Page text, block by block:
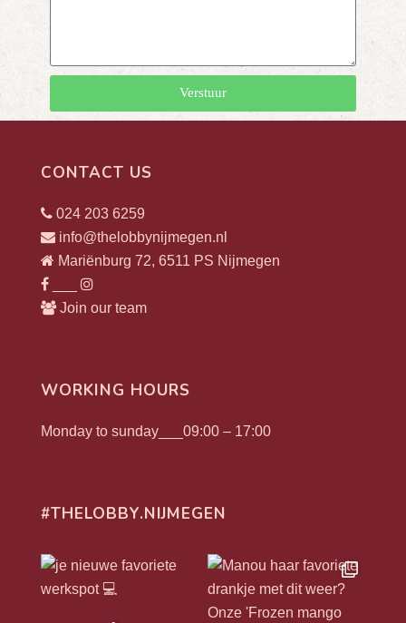
Verstuur
CONTACT US
024 203 6259
info@thelobbynijmegen.nl
Mariënburg 72, 6511 PS Nijmegen
___
Join our team
WORKING HOURS
Monday to sunday___09:00 – 17:00
#THELOBBY.NIJMEGEN